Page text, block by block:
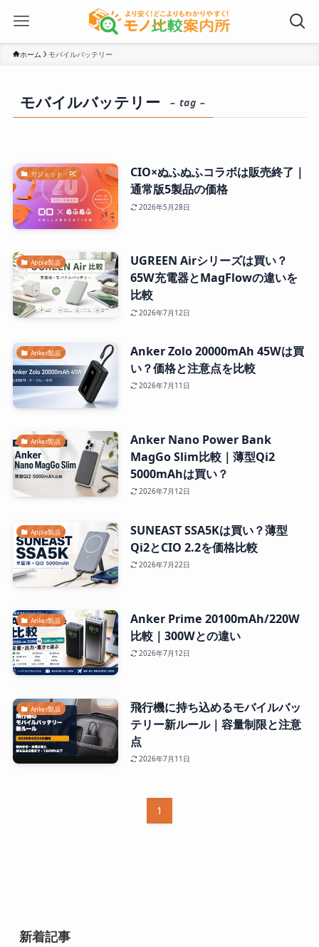
ホーム モバイルバッテリー
モバイルバッテリー – tag –
ガジェット・PC
CIO×ぬふぬふコラボは販売終了｜
通常版5製品の価格
2026年5月28日
Apple製品
UGREEN Airシリーズは買い？
65W充電器とMagFlowの違いを
比較
2026年7月12日
Anker製品
Anker Zolo 20000mAh 45Wは買
い？価格と注意点を比較
2026年7月11日
Anker製品
Anker Nano Power Bank
MagGo Slim比較｜薄型Qi2
5000mAhは買い？
2026年7月12日
Apple製品
SUNEAST SSA5Kは買い？薄型
Qi2とCIO 2.2を価格比較
2026年7月22日
Anker製品
Anker Prime 20100mAh/220W
比較｜300Wとの違い
2026年7月12日
Anker製品
飛行機に持ち込めるモバイルバッ
テリー新ルール｜容量制限と注意
点
2026年7月11日
1
新着記事